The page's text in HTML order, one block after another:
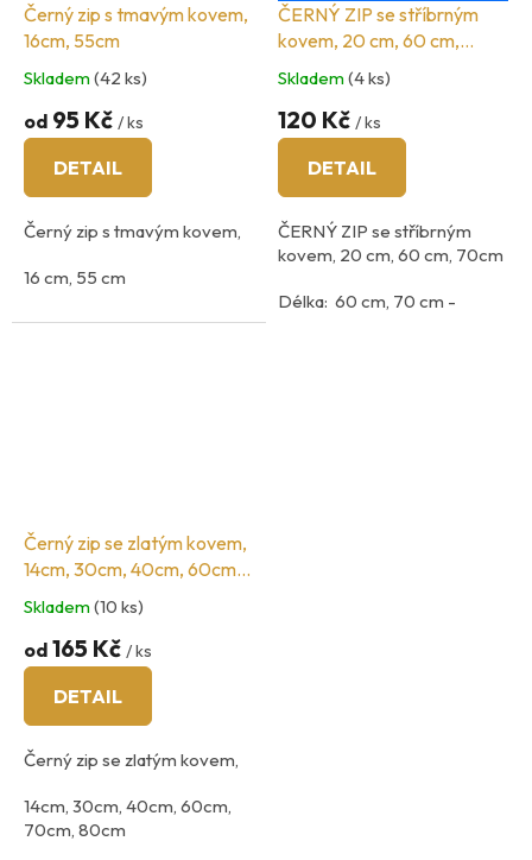
Černý zip s tmavým kovem,
16cm, 55cm
Skladem(42 ks)
od 95 Kč / ks
DETAIL
Černý zip s tmavým kovem,
16 cm, 55 cm
ČERNÝ ZIP se stříbrným
kovem, 20 cm, 60 cm,
Skladem(4 ks)
120 Kč / ks
DETAIL
ČERNÝ ZIP se stříbrným
kovem, 20 cm, 60 cm, 70cm
Délka: 60 cm, 70 cm -
Černý zip se zlatým kovem,
14cm, 30cm, 40cm, 60cm,
70cm, 80cm
Skladem(10 ks)
od 165 Kč / ks
DETAIL
Černý zip se zlatým kovem,
14cm, 30cm, 40cm, 60cm,
70cm, 80cm